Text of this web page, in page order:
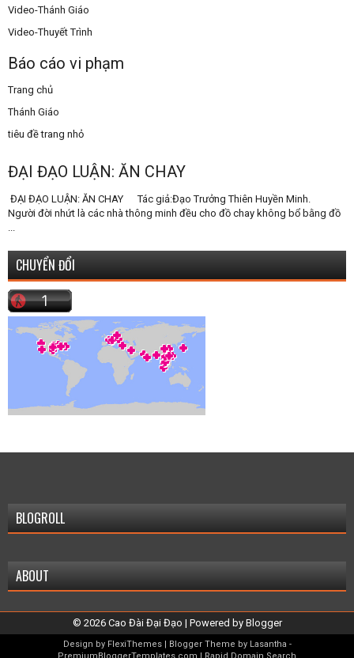
Video-Thánh Giáo
Video-Thuyết Trình
Báo cáo vi phạm
Trang chủ
Thánh Giáo
tiêu đề trang nhỏ
ĐẠI ĐẠO LUẬN: ĂN CHAY
ĐẠI ĐẠO LUẬN: ĂN CHAY Tác giả:Đạo Trưởng Thiên Huyền Minh.
Người đời nhứt là các nhà thông minh đều cho đồ chay không bổ bằng đồ
...
CHUYỂN ĐỔI
BLOGROLL
ABOUT
© 2026 Cao Đài Đại Đạo | Powered by Blogger
Design by FlexiThemes| Blogger Theme by Lasantha -